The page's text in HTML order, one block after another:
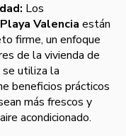
Los
Valencia están
firme, un enfoque
de la vivienda de
utiliza la
beneficios prácticos
más frescos y
acondicionado.